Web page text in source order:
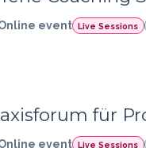
event Live Sessions
für
event Live Sessions